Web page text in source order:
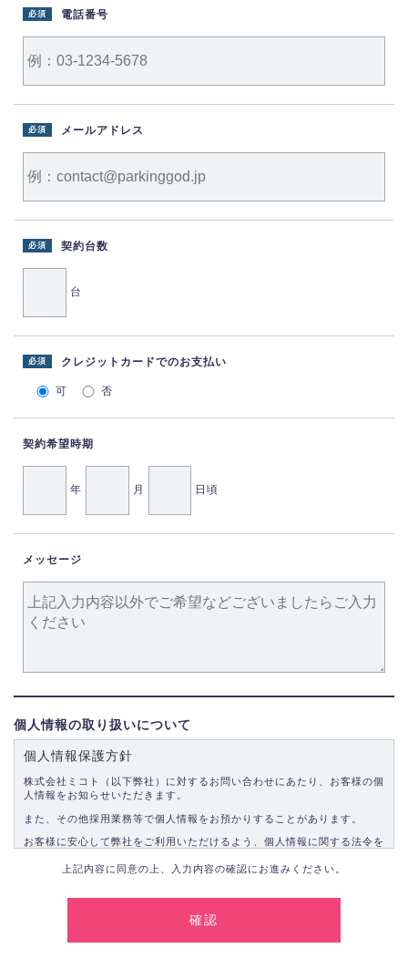
電話番号
必須
メールアドレス
必須
契約台数
必須
台
クレジットカードでのお支払い
必須
可 否
契約希望時期
年 月 日頃
メッセージ
個人情報の取り扱いについて
個人情報保護方針
株式会社ミコト（以下弊社）に対するお問い合わせにあたり、お客様の個
人情報をお知らせいただきます。
また、その他採用業務等で個人情報をお預かりすることがあります。
お客様に安心して弊社をご利用いただけるよう、個人情報に関する法令を
2.個人情報の利用
上記内容に同意の上、入力内容の確認にお進みください。